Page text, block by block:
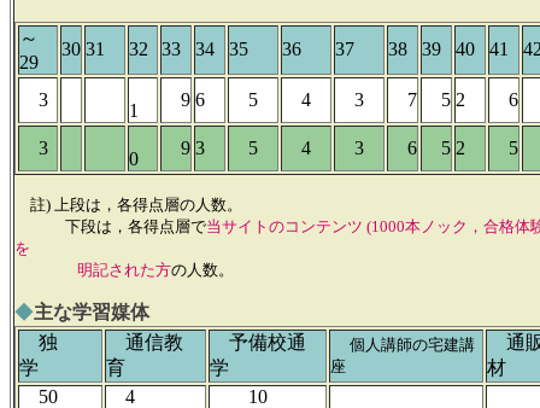
～
29
30 31 32 33 34 35 36 37 38 39 40 41
3
1
9 6 5 4 3 7 5 2 6
3
0
9 3 5 4 3 6 5 2 5
註) 上段は，各得点層の人数。
下段は，各得点層で当サイトのコンテンツ (1000本ノック，合格体
を
明記された方の人数。
◆主な学習媒体
独
学
通信教
育
予備校通
学
個人講師の宅建講
座
通
材
50
4 10